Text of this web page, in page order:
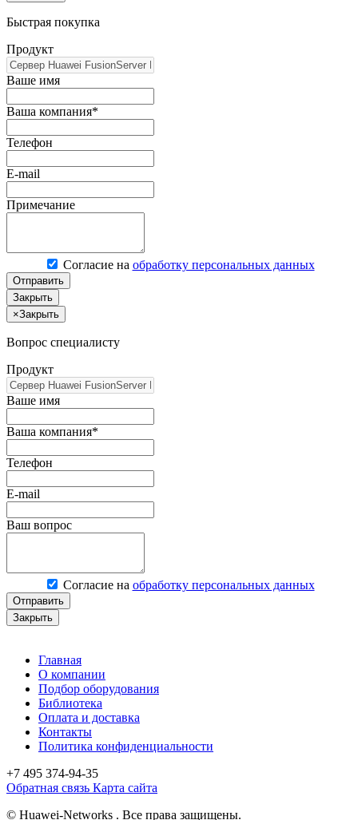
Быстрая покупка
Продукт
Ваше имя
Ваша компания*
Телефон
E-mail
Примечание
Согласие на обработку персональных данных
Отправить
Закрыть
×Закрыть
Вопрос специалисту
Продукт
Ваше имя
Ваша компания*
Телефон
E-mail
Ваш вопрос
Согласие на обработку персональных данных
Отправить
Закрыть
Главная
О компании
Подбор оборудования
Библиотека
Оплата и доставка
Контакты
Политика конфиденциальности
+7 495 374-94-35
Обратная связь Карта сайта
© Huawei-Networks . Все права защищены.